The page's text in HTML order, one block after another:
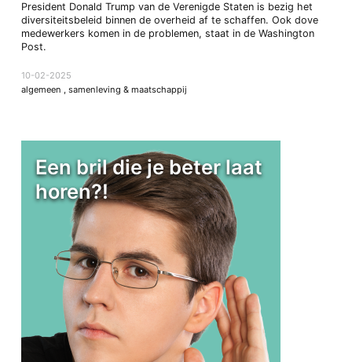
President Donald Trump van de Verenigde Staten is bezig het
diversiteitsbeleid binnen de overheid af te schaffen. Ook dove
medewerkers komen in de problemen, staat in de Washington
Post.
10-02-2025
algemeen , samenleving & maatschappij
Een bril die je beter laat
horen?!